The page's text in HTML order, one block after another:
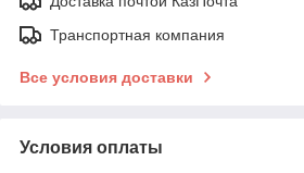
Транспортная компания
Все условия доставки
Условия оплаты